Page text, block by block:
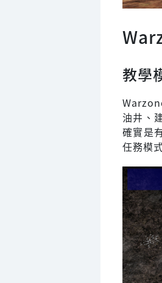
教學
油井、
確實是
任務模